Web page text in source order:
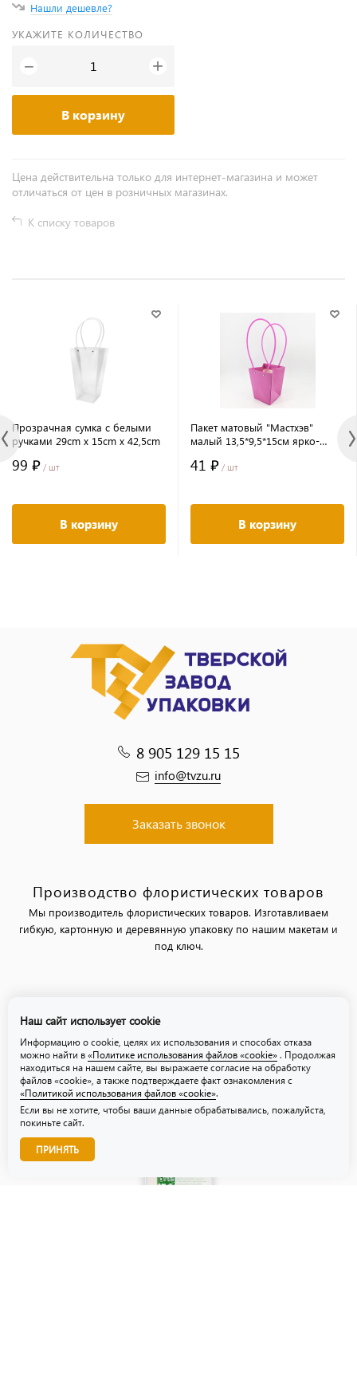
Нашли дешевле?
УКАЖИТЕ КОЛИЧЕСТВО
− +
В корзину
Цена действительна только для интернет-магазина и может
отличаться от цен в розничных магазинах.
К списку товаров
Прозрачная сумка с белыми
ручками 29cm x 15cm x 42,5cm
99 ₽ / шт
В корзину
Пакет матовый "Мастхэв"
малый 13,5*9,5*15см ярко-
41 ₽ / шт
В корзину
8 905 129 15 15
info@tvzu.ru
Заказать звонок
Производство флористических товаров
Мы производитель флористических товаров. Изготавливаем
гибкую, картонную и деревянную упаковку по нашим макетам и
под ключ.
Политика использования файлов «cookie»
Звоните нам!
Наш сайт использует cookie
Информацию о cookie, целях их использования и способах отказа
можно найти в «Политике использования файлов «cookie» . Продолжая
находиться на нашем сайте, вы выражаете согласие на обработку
файлов «cookie», а также подтверждаете факт ознакомления с
«Политикой использования файлов «cookie».
Если вы не хотите, чтобы ваши данные обрабатывались, пожалуйста,
покиньте сайт.
ПРИНЯТЬ